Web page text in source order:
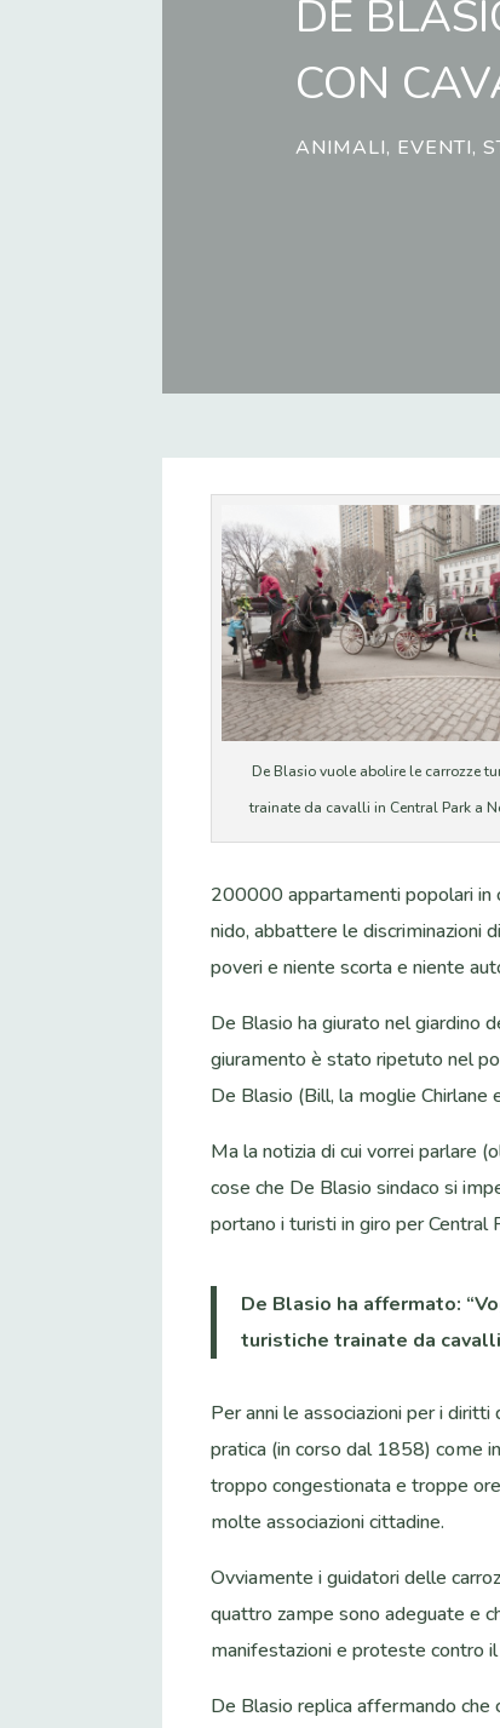
DE
CON
ANIMALI, EVENTI,
De Blasio vuole abolire le carrozze
trainate da cavalli in Central Park a
200000 appartamenti popolari in
nido, abbattere le discriminazioni
poveri e niente scorta e niente
De Blasio ha giurato nel giardino
giuramento è stato ripetuto nel
De Blasio (Bill, la moglie Chirlane
Ma la notizia di cui vorrei parlare
cose che De Blasio sindaco si
portano i turisti in giro per Central
De Blasio ha affermato:
turistiche trainate da
Per anni le associazioni per i
pratica (in corso dal 1858) come
troppo congestionata e troppe
molte associazioni cittadine.
Ovviamente i guidatori delle
quattro zampe sono adeguate e
manifestazioni e proteste contro
De Blasio replica affermando che